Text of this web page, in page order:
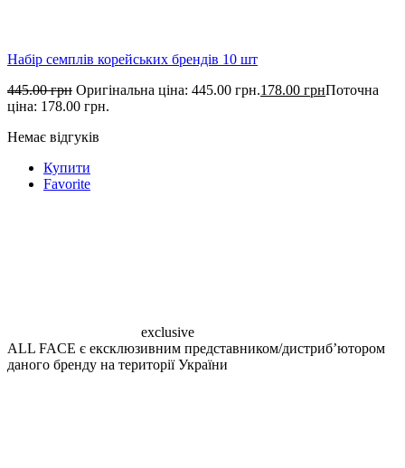
Набір семплів корейських брендів 10 шт
445.00грн Оригінальна ціна: 445.00 грн.178.00 грнПоточна
ціна: 178.00 грн.
Немає відгуків
Купити
Favorite
exclusive
ALL FACE є ексклюзивним представником/дистрибʼютором
даного бренду на території України